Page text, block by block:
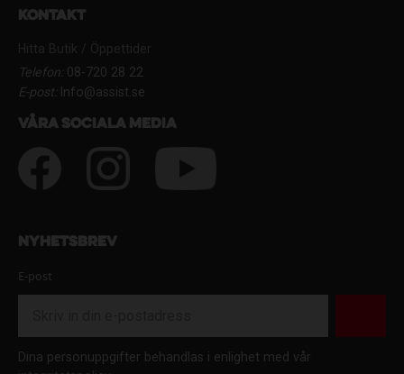
Kontakt
Hitta Butik / Öppettider
Telefon:08-720 28 22
E-post:Info@assist.se
Våra sociala media
Nyhetsbrev
E-post
Dina personuppgifter behandlas i enlighet med vår